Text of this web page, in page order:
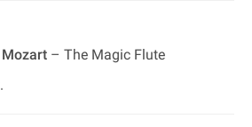
– The Magic Flute